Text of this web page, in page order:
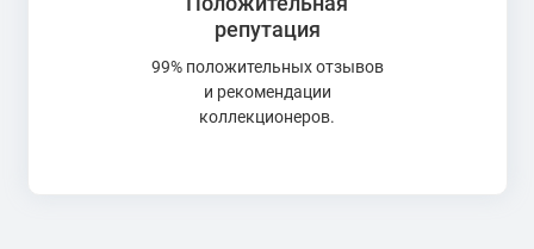
репутация
99% положительных отзывов
и рекомендации
коллекционеров.